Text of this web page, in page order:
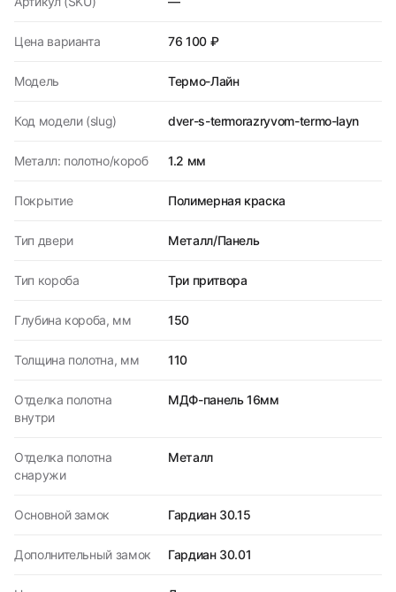
Цена варианта 76 100 ₽
Модель Термо-Лайн
Код модели (slug) dver-s-termorazryvom-termo-layn
Металл: полотно/короб 1.2 мм
Покрытие Полимерная краска
Тип двери Металл/Панель
Тип короба Три притвора
Глубина короба, мм 150
Толщина полотна, мм 110
Отделка полотна
внутри
МДФ-панель 16мм
Отделка полотна
снаружи
Металл
Основной замок Гардиан 30.15
Дополнительный замок Гардиан 30.01